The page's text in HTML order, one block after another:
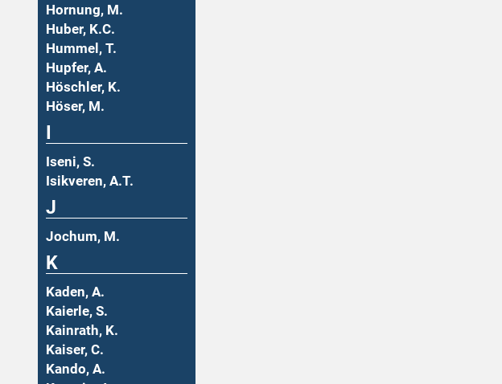
Hornung, M.
Huber, K.C.
Hummel, T.
Hupfer, A.
Höschler, K.
Höser, M.
Iseni, S.
Isikveren, A.T.
J
Jochum, M.
K
Kaden, A.
Kaierle, S.
Kainrath, K.
Kaiser, C.
Kando, A.